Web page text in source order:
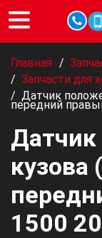
Главная /
/ Запчасти для
/ Датчик
передний
кузова
1500